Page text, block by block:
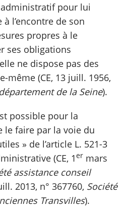
pour lui
l’encontre de son
propres à le
ses obligations
ne dispose pas des
même (CE, 13 juill. 1956,
de la Seine).
possible pour la
le faire par la voie du
» de l’article L. 521-3
(CE, 1er mars
assistance conseil
2013, n° 367760, Société
Transvilles).